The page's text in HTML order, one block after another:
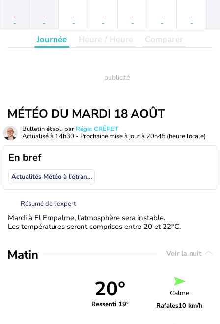
-
-
-
-
-
-
-
-
-
-
-
-
-
-
Journée Heure / Heure Comparer
MÉTÉO DU MARDI 18 AOÛT
Bulletin établi par Régis CRÊPET
Actualisé à 14h30 - Prochaine mise à jour à 20h45 (heure locale)
En bref
Actualités Météo à l'étranger
Résumé de l’expert
Mardi à El Empalme, l'atmosphère sera instable.
Les températures seront comprises entre 20 et 22°C.
Matin Voir la nuit
20°
Ressenti 19°
Calme
Rafales10 km/h